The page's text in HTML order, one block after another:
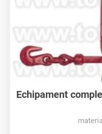
Echipament